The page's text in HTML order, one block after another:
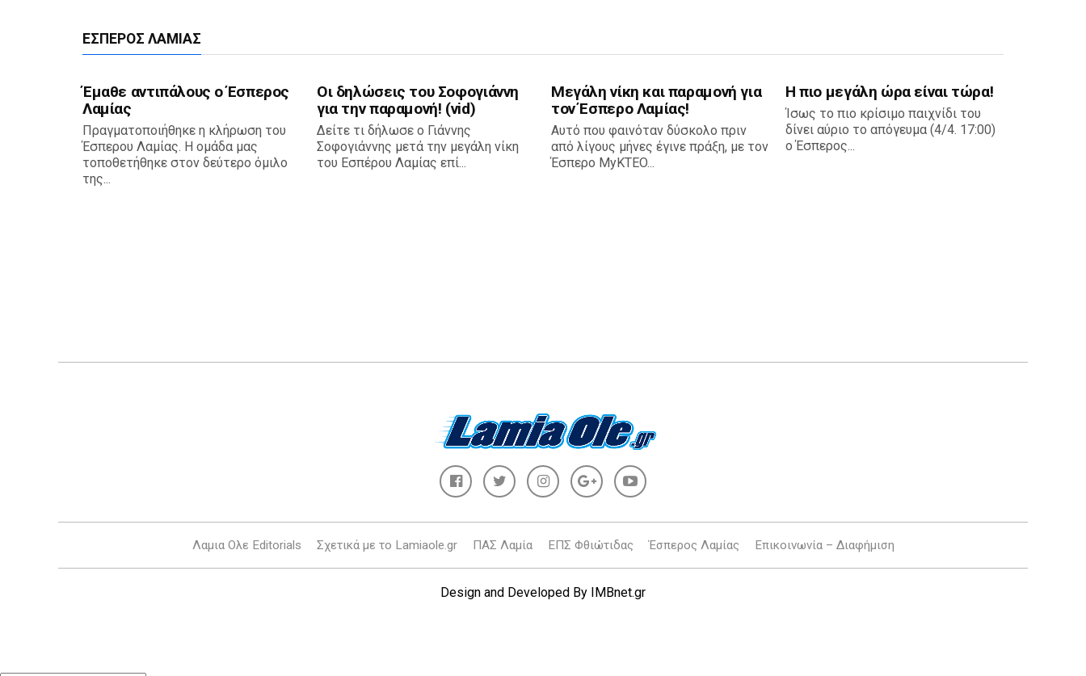
ΈΣΠΕΡΟΣ ΛΑΜΊΑΣ
Έμαθε αντιπάλους ο Έσπερος
Λαμίας
Πραγματοποιήθηκε η κλήρωση του
Έσπερου Λαμίας. Η ομάδα μας
τοποθετήθηκε στον δεύτερο όμιλο
της...
Οι δηλώσεις του Σοφογιάννη
για την παραμονή! (vid)
Δείτε τι δήλωσε ο Γιάννης
Σοφογιάννης μετά την μεγάλη νίκη
του Εσπέρου Λαμίας επί...
Μεγάλη νίκη και παραμονή για
τον Έσπερο Λαμίας!
Αυτό που φαινόταν δύσκολο πριν
από λίγους μήνες έγινε πράξη, με τον
Έσπερο MyKTEO...
Η πιο μεγάλη ώρα είναι τώρα!
Ίσως το πιο κρίσιμο παιχνίδι του
δίνει αύριο το απόγευμα (4/4. 17:00)
ο Έσπερος...
Λαμια Ολε Editorials Σχετικά με το Lamiaole.gr ΠΑΣ Λαμία ΕΠΣ Φθιώτιδας Έσπερος Λαμίας Επικοινωνία – Διαφήμιση
Design and Developed By IMBnet.gr